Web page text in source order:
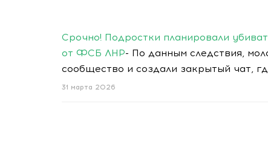
Срочно! Подростки планировали
от ФСБ ЛНР- По данным следствия,
сообщество и создали закрытый чат,
31 марта 2026